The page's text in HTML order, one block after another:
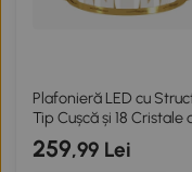
Plafonieră LED cu
Tip Cușcă și 18 Cristale
Metal Auriu
259,99 Lei